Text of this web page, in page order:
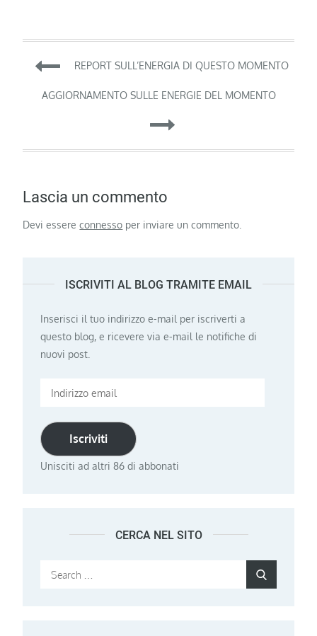
Navigazione
articoli
REPORT SULL’ENERGIA DI QUESTO MOMENTO
AGGIORNAMENTO SULLE ENERGIE DEL MOMENTO
Lascia un commento
Devi essereconnesso per inviare un commento.
ISCRIVITI AL BLOG TRAMITE EMAIL
Inserisci il tuo indirizzo e-mail per iscriverti a
questo blog, e ricevere via e-mail le notifiche di
nuovi post.
Indirizzo
Iscriviti
Unisciti ad altri 86 di abbonati
CERCA NEL SITO
Search